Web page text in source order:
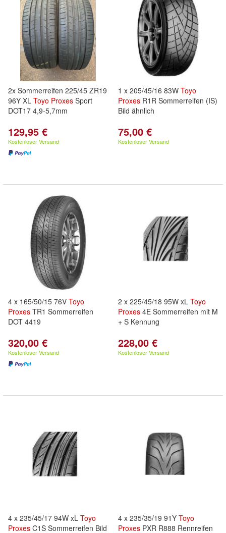
2x Sommerreifen 225/45 ZR19
96Y XL Toyo Proxes Sport
DOT17 4,9-5,7mm
129,95 €
Kostenloser Versand
1 x 205/45/16 83W Toyo
Proxes R1R Sommerreifen (IS)
Bild ähnlich
75,00 €
Kostenloser Versand
4 x 165/50/15 76V Toyo
Proxes TR1 Sommerreifen
DOT 4419
320,00 €
Kostenloser Versand
2 x 225/45/18 95W xL Toyo
Proxes 4E Sommerreifen mit M
+ S Kennung
228,00 €
Kostenloser Versand
4 x 235/45/17 94W xL Toyo
Proxes C1S Sommerreifen Bild
4 x 235/35/19 91Y Toyo
Proxes PXR R888 Rennreifen